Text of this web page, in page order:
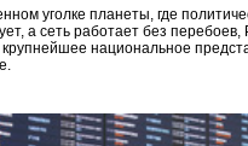
уголке планеты, где
а сеть работает без перебоев,
национальное